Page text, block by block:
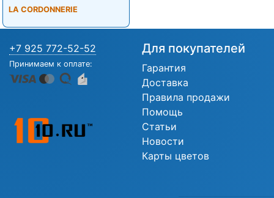
LA CORDONNERIE
+7 925 772-52-52
Принимаем к оплате:
Для покупателей
Гарантия
Доставка
Правила продажи
Помощь
Статьи
Новости
Карты цветов